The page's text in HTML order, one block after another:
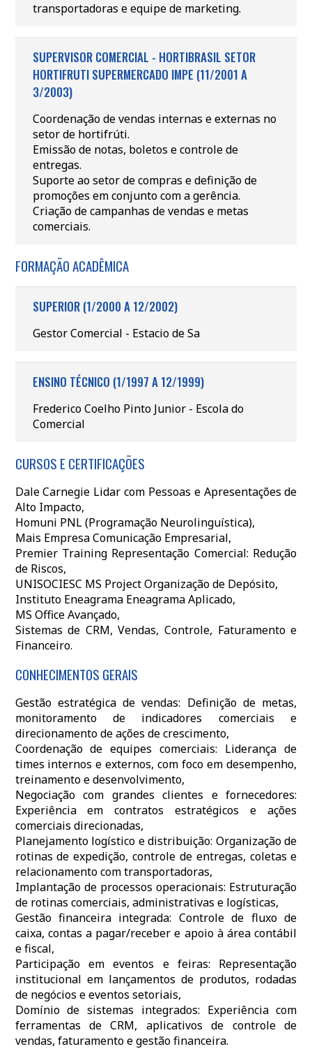
transportadoras e equipe de marketing.
SUPERVISOR COMERCIAL - HORTIBRASIL SETOR
HORTIFRUTI SUPERMERCADO IMPE (11/2001 A
3/2003)
Coordenação de vendas internas e externas no
setor de hortifrúti.
Emissão de notas, boletos e controle de
entregas.
Suporte ao setor de compras e definição de
promoções em conjunto com a gerência.
Criação de campanhas de vendas e metas
comerciais.
FORMAÇÃO ACADÊMICA
SUPERIOR (1/2000 A 12/2002)
Gestor Comercial - Estacio de Sa
ENSINO TÉCNICO (1/1997 A 12/1999)
Frederico Coelho Pinto Junior - Escola do
Comercial
CURSOS E CERTIFICAÇÕES
Dale Carnegie Lidar com Pessoas e Apresentações de
Alto Impacto,
Homuni PNL (Programação Neurolinguística),
Mais Empresa Comunicação Empresarial,
Premier Training Representação Comercial: Redução
de Riscos,
UNISOCIESC MS Project Organização de Depósito,
Instituto Eneagrama Eneagrama Aplicado,
MS Office Avançado,
Sistemas de CRM, Vendas, Controle, Faturamento e
Financeiro.
CONHECIMENTOS GERAIS
Gestão estratégica de vendas: Definição de metas,
monitoramento de indicadores comerciais e
direcionamento de ações de crescimento,
Coordenação de equipes comerciais: Liderança de
times internos e externos, com foco em desempenho,
treinamento e desenvolvimento,
Negociação com grandes clientes e fornecedores:
Experiência em contratos estratégicos e ações
comerciais direcionadas,
Planejamento logístico e distribuição: Organização de
rotinas de expedição, controle de entregas, coletas e
relacionamento com transportadoras,
Implantação de processos operacionais: Estruturação
de rotinas comerciais, administrativas e logísticas,
Gestão financeira integrada: Controle de fluxo de
caixa, contas a pagar/receber e apoio à área contábil
e fiscal,
Participação em eventos e feiras: Representação
institucional em lançamentos de produtos, rodadas
de negócios e eventos setoriais,
Domínio de sistemas integrados: Experiência com
ferramentas de CRM, aplicativos de controle de
vendas, faturamento e gestão financeira.